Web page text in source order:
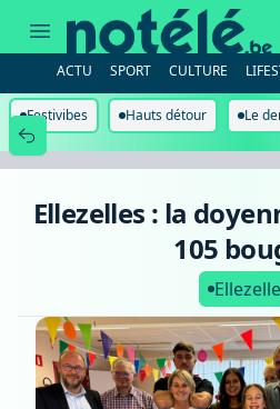
soufflé
ses
105
bougies
ACTU SPORT CULTURE
Festivibes Hauts détour Le
Ellezelles : la
105